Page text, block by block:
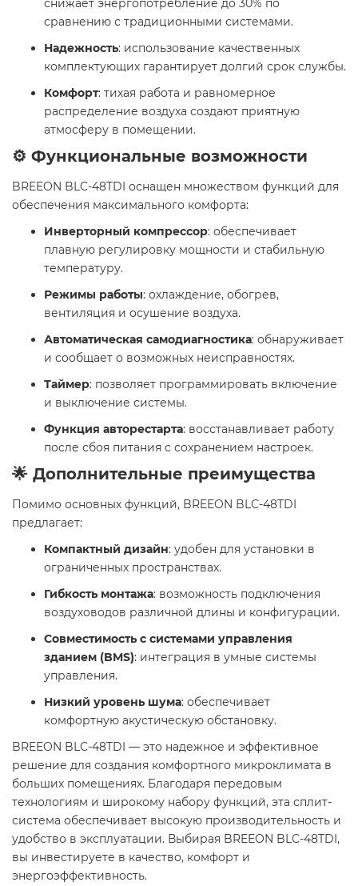
снижает энергопотребление до 30% по
сравнению с традиционными системами.
Надежность: использование качественных
комплектующих гарантирует долгий срок службы.
Комфорт: тихая работа и равномерное
распределение воздуха создают приятную
атмосферу в помещении.
⚙️ Функциональные возможности
BREEON BLC-48TDI оснащен множеством функций для
обеспечения максимального комфорта:
Инверторный компрессор: обеспечивает
плавную регулировку мощности и стабильную
температуру.
Режимы работы: охлаждение, обогрев,
вентиляция и осушение воздуха.
Автоматическая самодиагностика: обнаруживает
и сообщает о возможных неисправностях.
Таймер: позволяет программировать включение
и выключение системы.
Функция авторестарта: восстанавливает работу
после сбоя питания с сохранением настроек.
🌟 Дополнительные преимущества
Помимо основных функций, BREEON BLC-48TDI
предлагает:
Компактный дизайн: удобен для установки в
ограниченных пространствах.
Гибкость монтажа: возможность подключения
воздуховодов различной длины и конфигурации.
Совместимость с системами управления
зданием (BMS): интеграция в умные системы
управления.
Низкий уровень шума: обеспечивает
комфортную акустическую обстановку.
BREEON BLC-48TDI — это надежное и эффективное
решение для создания комфортного микроклимата в
больших помещениях. Благодаря передовым
технологиям и широкому набору функций, эта сплит-
система обеспечивает высокую производительность и
удобство в эксплуатации. Выбирая BREEON BLC-48TDI,
вы инвестируете в качество, комфорт и
энергоэффективность.